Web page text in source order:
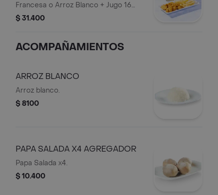
Francesa o Arroz Blanco + Jugo 16
onzas (Mora o Mango) + + Vaso de
$ 31.400
ACOMPAÑAMIENTOS
ARROZ BLANCO
Arroz blanco.
$ 8100
PAPA SALADA X4 AGREGADOR
Papa Salada x4.
$ 10.400